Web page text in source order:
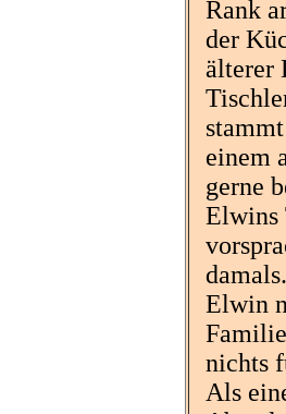
Rank
der
älterer
einem
gerne
Elwins
Elwin
nichts
Als